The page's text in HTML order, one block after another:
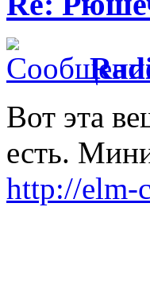
Вот эта
есть.
http://elm-